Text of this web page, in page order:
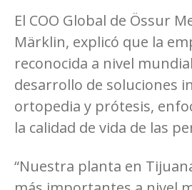
El COO Global de Össur
Märklin, explicó que la
reconocida a nivel
desarrollo de soluciones
ortopedia y prótesis,
la calidad de vida de las
“Nuestra planta en